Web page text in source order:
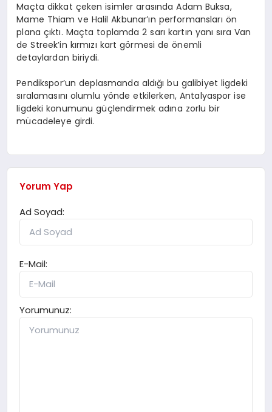
Maçta dikkat çeken isimler arasında Adam Buksa,
Mame Thiam ve Halil Akbunar’ın performansları ön
plana çıktı. Maçta toplamda 2 sarı kartın yanı sıra Van
de Streek’in kırmızı kart görmesi de önemli
detaylardan biriydi.
Pendikspor’un deplasmanda aldığı bu galibiyet ligdeki
sıralamasını olumlu yönde etkilerken, Antalyaspor ise
ligdeki konumunu güçlendirmek adına zorlu bir
mücadeleye girdi.
Yorum Yap
Ad Soyad:
E-Mail:
Yorumunuz: